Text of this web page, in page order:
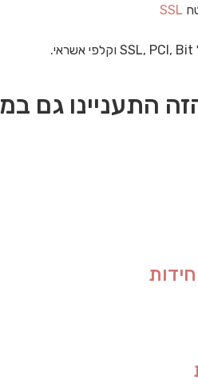
SSL
התעניינו גם